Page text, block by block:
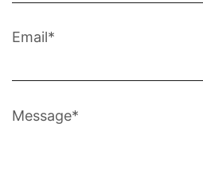
Email*
Message*